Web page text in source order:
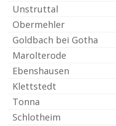
Unstruttal
Obermehler
Goldbach bei Gotha
Marolterode
Ebenshausen
Klettstedt
Tonna
Schlotheim